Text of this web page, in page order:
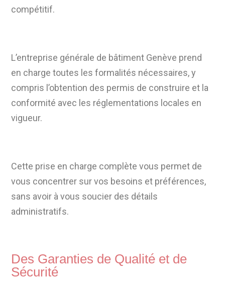
compétitif.
L’entreprise générale de bâtiment Genève prend
en charge toutes les formalités nécessaires, y
compris l’obtention des permis de construire et la
conformité avec les réglementations locales en
vigueur.
Cette prise en charge complète vous permet de
vous concentrer sur vos besoins et préférences,
sans avoir à vous soucier des détails
administratifs.
Des Garanties de Qualité et de
Sécurité